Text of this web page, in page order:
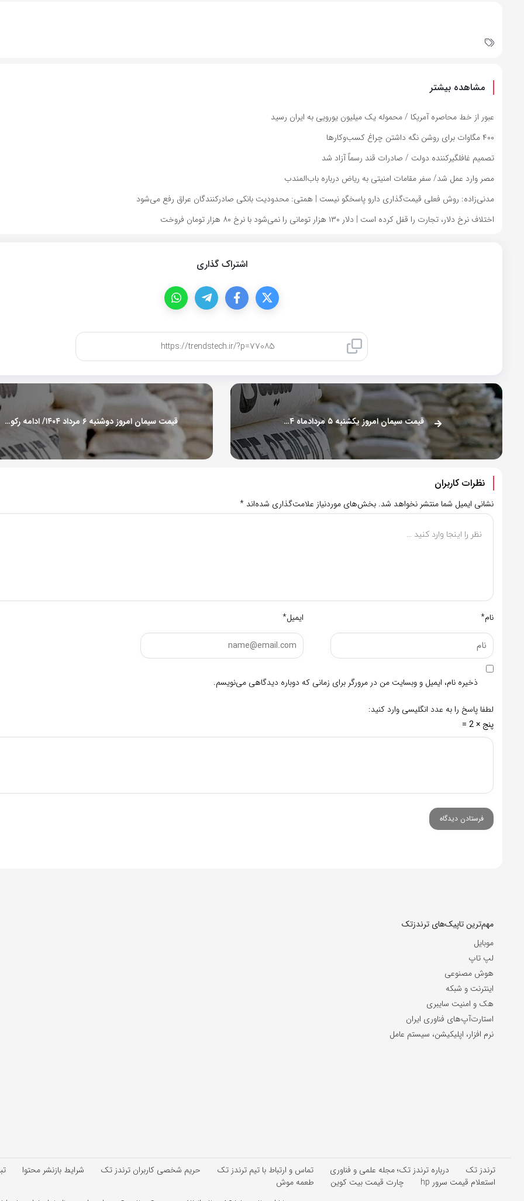
مشاهده بیشتر
عبور از خط محاصره آمریکا / محموله یک میلیون یورویی به ایران رسید
۴۰۰ مگاوات برای روشن نگه داشتن چراغ کسب‌وکار‌ها
تصمیم غافلگیرکننده دولت / صادرات قند رسماً آزاد شد
مصر وارد عمل شد/ سفر مقامات امنیتی به ریاض درباره باب‌المندب
مدنی‌زاده: روش فعلی قیمت‌گذاری دارو پاسخگو نیست | همتی: محدودیت بانکی صادرکنندگان عراق رفع می‌شود
اختلاف نرخ دلار، تجارت را قفل کرده است | دلار ۱۳۰ هزار تومانی را نمی‌شود با نرخ ۸۰ هزار تومان فروخت
اشتراک گذاری
قیمت سیمان امروز یکشنبه ۵ مردادماه ۱۴۰۴ اعلام شد قیمت سیمان امروز دوشنبه ۶ مرداد ۱۴۰۴/ ادامه رکود در بازار سیمان
نظرات کاربران
نشانی ایمیل شما منتشر نخواهد شد. بخش‌های موردنیاز علامت‌گذاری شده‌اند *
نام* ایمیل*
ذخیره نام، ایمیل و وبسایت من در مرورگر برای زمانی که دوباره دیدگاهی می‌نویسم.
لطفا پاسخ را به عدد انگلیسی وارد کنید:
پنج × 2 =
مهم‌ترین تاپیک‌های ترندزتک
موبایل
لپ تاپ
هوش مصنوعی
اینترنت و شبکه
هک و امنیت سایبری
استارت‌آپ‌های فناوری ایران
نرم افزار، اپلیکیشن، سیستم عامل
ترندز تک درباره ترندز تک؛ مجله علمی و فناوری تماس و ارتباط با تیم ترندز تک حریم شخصی کاربران ترندز تک شرایط بازنشر محتوا
استعلام قیمت سرور hp
چارت قیمت بیت کوین طعمه موش